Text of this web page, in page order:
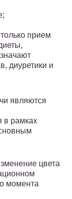
прием
диуретики и
являются
в рамках
цвета
момента